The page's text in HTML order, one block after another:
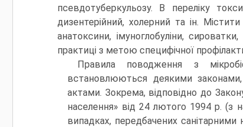
псевдотуберкульозу. В переліку
дизентерійний, холерний та ін.
анатоксини, імуноглобуліни,
практиці з метою специфічної
Правила поводження з
встановлюються деякими
актами. Зокрема, відповідно до
населення» від 24 лютого 1994 р. (з
випадках, передбачених